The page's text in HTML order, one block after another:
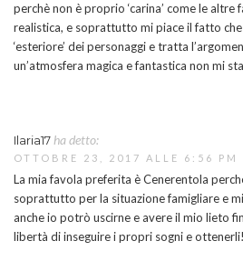
perchè non è proprio ‘carina’ come le altre
realistica, e soprattutto mi piace il fatto
‘esteriore’ dei personaggi e tratta
un’atmosfera magica e fantastica non mi
Ilaria17ha detto:
OTTOBRE 23, 2017 ALLE 6:56 PM
La mia favola preferita è Cenerentola
soprattutto per la situazione famigliare e
anche io potrò uscirne e avere il mio lieto
libertà di inseguire i propri sogni e ottenerli!
Search
for:
Ⓒ2019 Ilaria Rodella - All